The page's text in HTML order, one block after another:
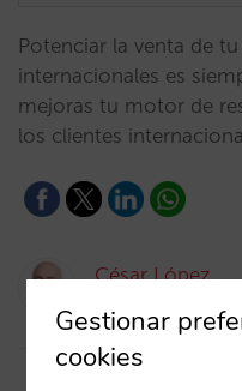
Potenciar la venta de
internacionales es
mejoras tu motor de
los clientes
César López
10/10/2022
Gestionar
cookies